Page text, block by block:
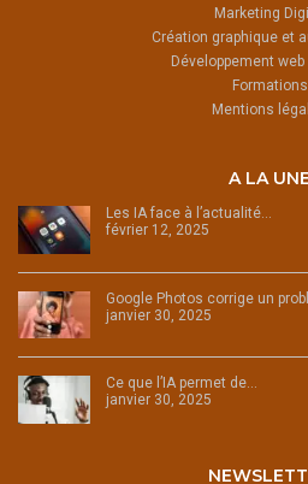
Marketing
Création graphique et
Développement
Formations
Mentions
A LA UNE
Les IA face à l’actualité…
février 12, 2025
Google Photos corrige un
janvier 30, 2025
Ce que l’IA permet de…
janvier 30, 2025